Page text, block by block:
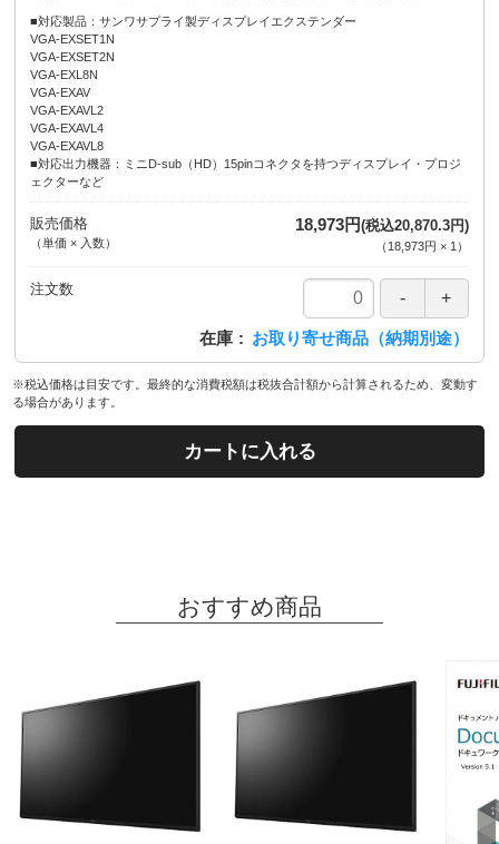
■対応製品：サンワサプライ製ディスプレイエクステンダー
VGA-EXSET1N
VGA-EXSET2N
VGA-EXL8N
VGA-EXAV
VGA-EXAVL2
VGA-EXAVL4
VGA-EXAVL8
■対応出力機器：ミニD-sub（HD）15pinコネクタを持つディスプレイ・プロジ
ェクターなど
販売価格
（単価 × 入数）
18,973円(税込20,870.3円)
（ 18,973円 × 1 ）
注文数
在庫 お取り寄せ商品（納期別途）
※税込価格は目安です。最終的な消費税額は税抜合計額から計算されるため、変動す
る場合があります。
カートに入れる
おすすめ商品